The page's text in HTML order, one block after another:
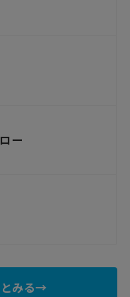
ー
とみる→